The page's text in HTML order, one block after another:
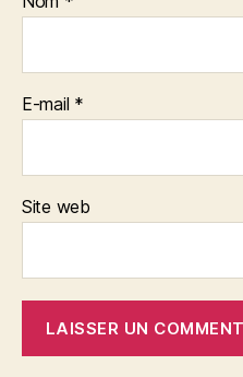
E-mail *
Site web